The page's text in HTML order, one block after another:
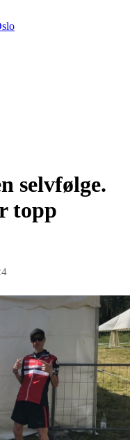
selvfølge.
topp